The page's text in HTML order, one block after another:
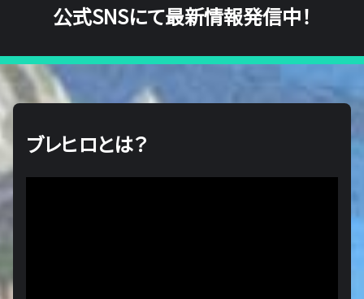
公式SNSにて最新情報発信中！
ブレヒロとは？